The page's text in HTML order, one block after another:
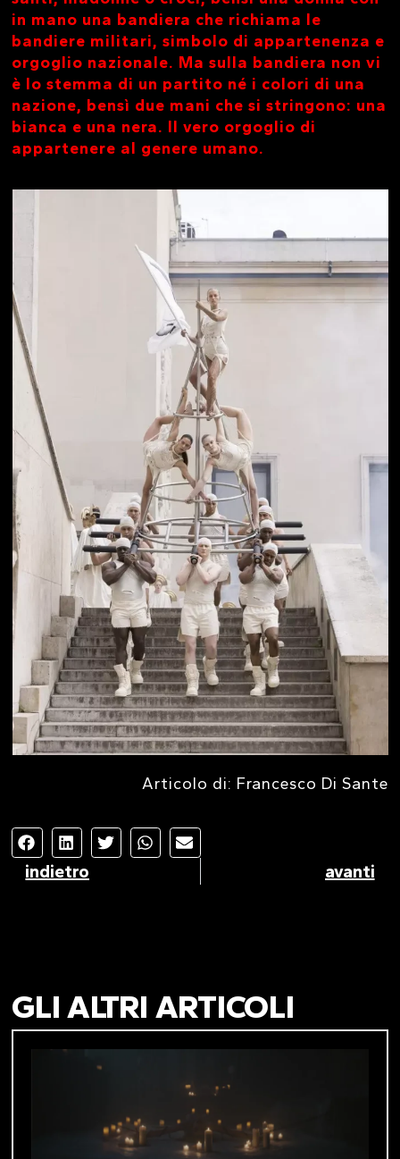
in mano una bandiera che richiama le
bandiere militari, simbolo di appartenenza e
orgoglio nazionale. Ma sulla bandiera non vi
è lo stemma di un partito né i colori di una
nazione, bensì due mani che si stringono: una
bianca e una nera. Il vero orgoglio di
appartenere al genere umano.
Articolo di: Francesco Di Sante
indietro avanti
GLI ALTRI ARTICOLI